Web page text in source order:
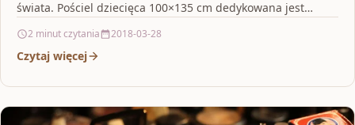
świata. Pościel dziecięca 100×135 cm dedykowana jest
2 minut czytania 2018-03-28
Czytaj więcej